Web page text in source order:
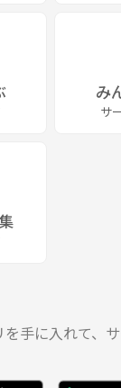
み
サ
手に入れて、